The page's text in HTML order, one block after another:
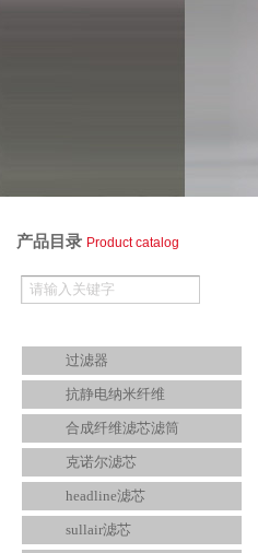
产品目录 Product catalog
过滤器
抗静电纳米纤维
合成纤维滤芯滤筒
克诺尔滤芯
headline滤芯
sullair滤芯